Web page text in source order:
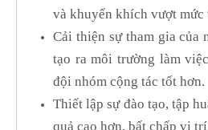
và khuyến khích vượt mức
Cải thiện sự tham gia của
tạo ra môi trường làm
đội nhóm cộng tác tốt hơn.
Thiết lập sự đào tạo, tập
quả cao hơn, bất chấp vị